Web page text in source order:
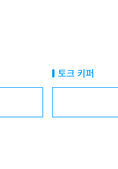
토크 키퍼